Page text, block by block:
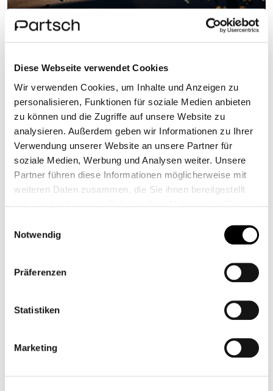
Diese Webseite verwendet Cookies
Wir verwenden Cookies, um Inhalte und Anzeigen zu
personalisieren, Funktionen für soziale Medien anbieten
zu können und die Zugriffe auf unsere Website zu
analysieren. Außerdem geben wir Informationen zu Ihrer
Verwendung unserer Website an unsere Partner für
soziale Medien, Werbung und Analysen weiter. Unsere
Partner führen diese Informationen möglicherweise mit
weiteren Daten zusammen, die Sie ihnen bereitgestellt
Notwendig
Präferenzen
Statistiken
Marketing
AKTUELLES
MERCEDES-BENZ CLA: „CAR
OF THE YEAR 2026“ UND
SICHERSTES FAHRZEUG 2025
BEI EURO NCAP.
Der neue elektrische Mercedes-Benz CLA ist„Car of the
Year 2026“und zugleich das sicherste Fahrzeug 2025 bei